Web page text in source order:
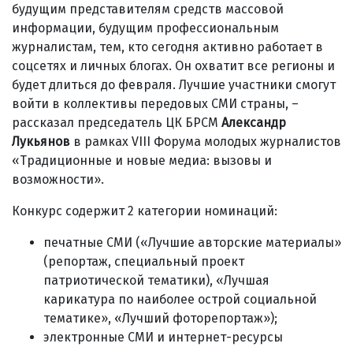
будущим представителям средств массовой
информации, будущим профессиональным
журналистам, тем, кто сегодня активно работает в
соцсетях и личных блогах. Он охватит все регионы и
будет длиться до февраля. Лучшие участники смогут
войти в коллективы передовых СМИ страны, –
рассказал председатель ЦК БРСМ Александр
Лукьянов в рамках VIII Форума молодых журналистов
«Традиционные и новые медиа: вызовы и
возможности».
Конкурс содержит 2 категории номинаций:
печатные СМИ («Лучшие авторские материалы»
(репортаж, специальный проект
патриотической тематики), «Лучшая
карикатура по наиболее острой социальной
тематике», «Лучший фоторепортаж»);
электронные СМИ и интернет-ресурсы